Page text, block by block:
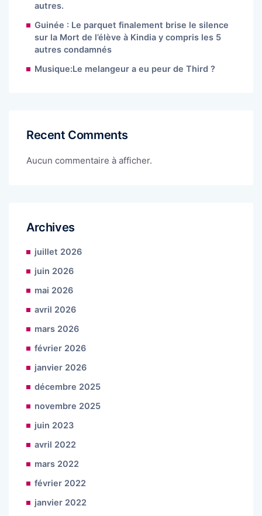
autres.
Guinée : Le parquet finalement brise le silence
sur la Mort de l’élève à Kindia y compris les 5
autres condamnés
Musique:Le melangeur a eu peur de Third ?
Recent Comments
Aucun commentaire à afficher.
Archives
juillet 2026
juin 2026
mai 2026
avril 2026
mars 2026
février 2026
janvier 2026
décembre 2025
novembre 2025
juin 2023
avril 2022
mars 2022
février 2022
janvier 2022